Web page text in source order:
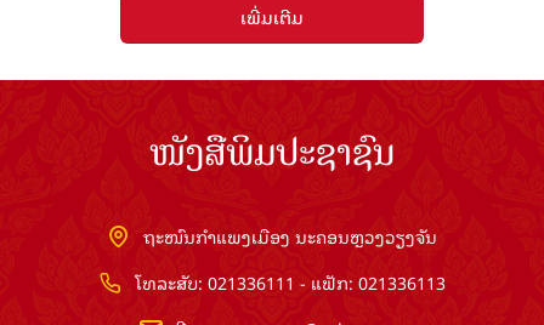
ເພີ່ມເຕີມ
ໜັງສືພິມປະຊາຊົນ
ຖະໜົນກຳແພງເມືອງ ນະຄອນຫຼວງວຽງຈັນ
ໂທລະສັບ: 021336111 - ແຟັກ: 021336113